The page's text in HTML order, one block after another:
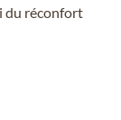
du réconfort